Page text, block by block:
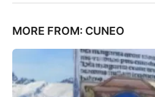
MORE FROM: CUNEO